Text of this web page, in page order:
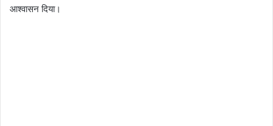
आश्वासन दिया।